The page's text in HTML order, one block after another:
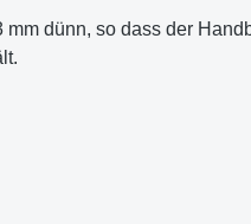
mm dünn, so dass der